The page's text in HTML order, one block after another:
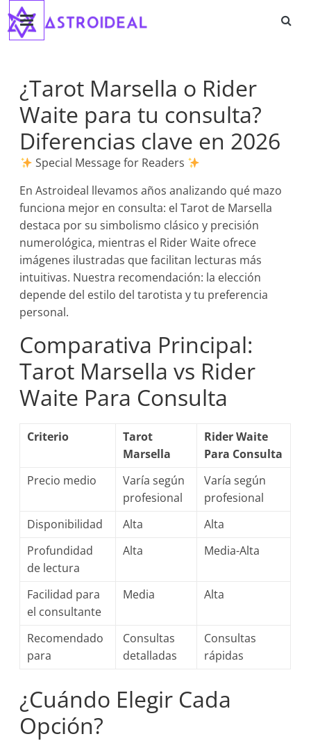
Saltar
contenido
Astroideal
¿Tarot Marsella o Rider
Waite para tu consulta?
Diferencias clave en 2026
Special Message for Readers
En Astroideal llevamos años analizando qué mazo
funciona mejor en consulta: el Tarot de Marsella
destaca por su simbolismo clásico y precisión
numerológica, mientras el Rider Waite ofrece
imágenes ilustradas que facilitan lecturas más
intuitivas. Nuestra recomendación: la elección
depende del estilo del tarotista y tu preferencia
personal.
Comparativa Principal:
Tarot Marsella vs Rider
Waite Para Consulta
Criterio
Tarot
Marsella
Rider Waite
Para Consulta
Precio medio
Varía según
profesional
Varía según
profesional
Disponibilidad
Alta
Alta
Profundidad
de lectura
Alta Media-Alta
Facilidad para
el consultante
Media Alta
Recomendado
para
Consultas
detalladas
Consultas
rápidas
¿Cuándo Elegir Cada
Opción?